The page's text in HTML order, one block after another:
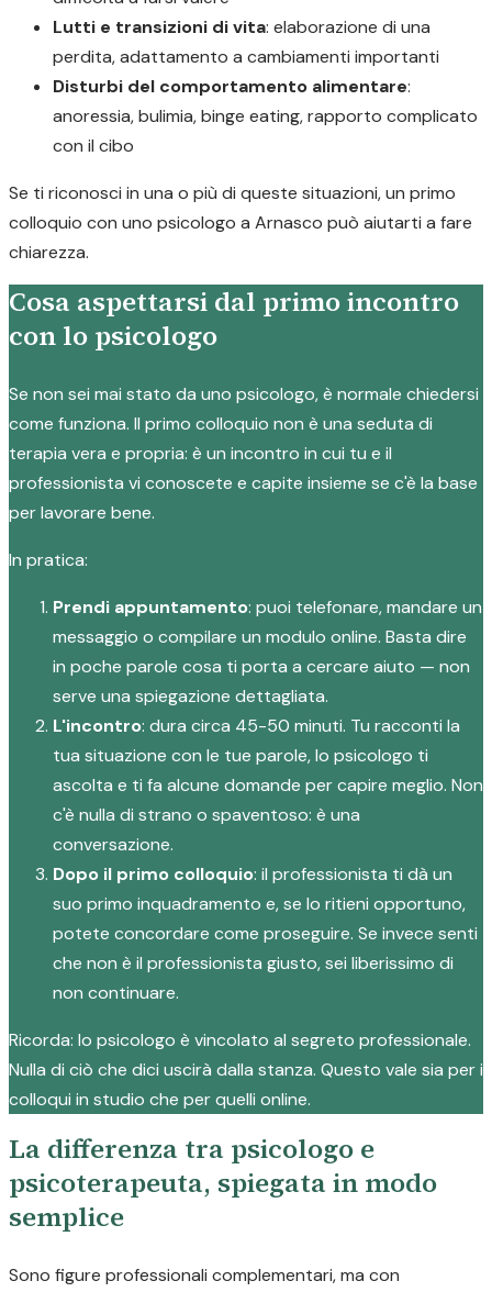
Lutti e transizioni di vita: elaborazione di una
perdita, adattamento a cambiamenti importanti
Disturbi del comportamento alimentare:
anoressia, bulimia, binge eating, rapporto complicato
con il cibo
Se ti riconosci in una o più di queste situazioni, un primo
colloquio con uno psicologo a Arnasco può aiutarti a fare
chiarezza.
Cosa aspettarsi dal primo incontro
con lo psicologo
Se non sei mai stato da uno psicologo, è normale chiedersi
come funziona. Il primo colloquio non è una seduta di
terapia vera e propria: è un incontro in cui tu e il
professionista vi conoscete e capite insieme se c'è la base
per lavorare bene.
In pratica:
Prendi appuntamento: puoi telefonare, mandare un
messaggio o compilare un modulo online. Basta dire
in poche parole cosa ti porta a cercare aiuto — non
serve una spiegazione dettagliata.
L'incontro: dura circa 45-50 minuti. Tu racconti la
tua situazione con le tue parole, lo psicologo ti
ascolta e ti fa alcune domande per capire meglio. Non
c'è nulla di strano o spaventoso: è una
conversazione.
Dopo il primo colloquio: il professionista ti dà un
suo primo inquadramento e, se lo ritieni opportuno,
potete concordare come proseguire. Se invece senti
che non è il professionista giusto, sei liberissimo di
non continuare.
Ricorda: lo psicologo è vincolato al segreto professionale.
Nulla di ciò che dici uscirà dalla stanza. Questo vale sia per i
colloqui in studio che per quelli online.
La differenza tra psicologo e
psicoterapeuta, spiegata in modo
semplice
Sono figure professionali complementari, ma con